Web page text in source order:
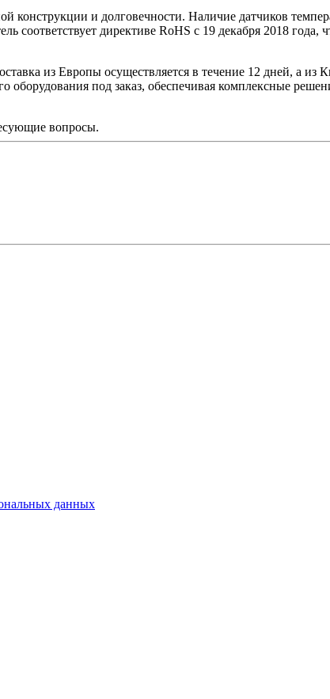
конструкции и долговечности. Наличие датчиков
директиве RoHS с 19 декабря 2018 года,
из Европы осуществляется в течение 12 дней, а
под заказ, обеспечивая комплексные
вопросы.
данных